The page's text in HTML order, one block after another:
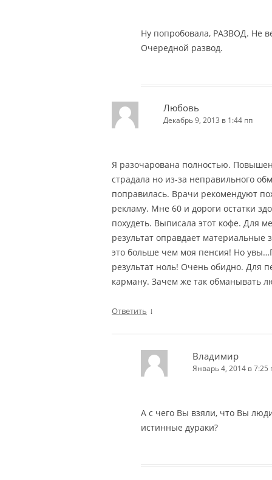
Ну попробовала, РАЗВОД. Не
Очередной развод.
Любовь
Декабрь 9, 2013 в 1:44 пп
Я разочарована полностью.
страдала но из-за неправильного
поправилась. Врачи рекомендуют
рекламу. Мне 60 и дороги остатки
похудеть. Выписала этот кофе. Для
результат оправдает
это больше чем моя пенсия! Но
результат ноль! Очень обидно. Для
карману. Зачем же так обманывать
Ответить ↓
Владимир
Январь 4, 2014 в 7:25
А с чего Вы взяли, что Вы
истинные дураки?